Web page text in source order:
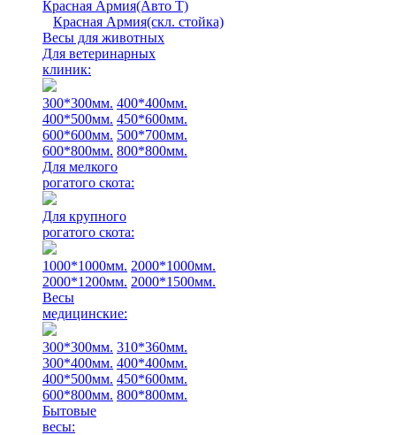
Красная Армия(Авто Т)
Красная Армия(скл. стойка)
Весы для животных
Для ветеринарных
клиник:
300*300мм. 400*400мм.
400*500мм. 450*600мм.
600*600мм. 500*700мм.
600*800мм. 800*800мм.
Для мелкого
рогатого скота:
Для крупного
рогатого скота:
1000*1000мм. 2000*1000мм.
2000*1200мм. 2000*1500мм.
Весы
медицинские:
300*300мм. 310*360мм.
300*400мм. 400*400мм.
400*500мм. 450*600мм.
600*800мм. 800*800мм.
Бытовые
весы: